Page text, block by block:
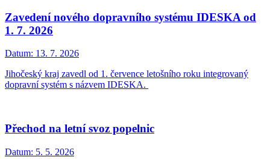
Zavedení nového dopravního systému IDESKA od
1. 7. 2026
Datum: 13. 7. 2026
Jihočeský kraj zavedl od 1. července letošního roku integrovaný
dopravní systém s názvem IDESKA.
Přechod na letní svoz popelnic
Datum: 5. 5. 2026